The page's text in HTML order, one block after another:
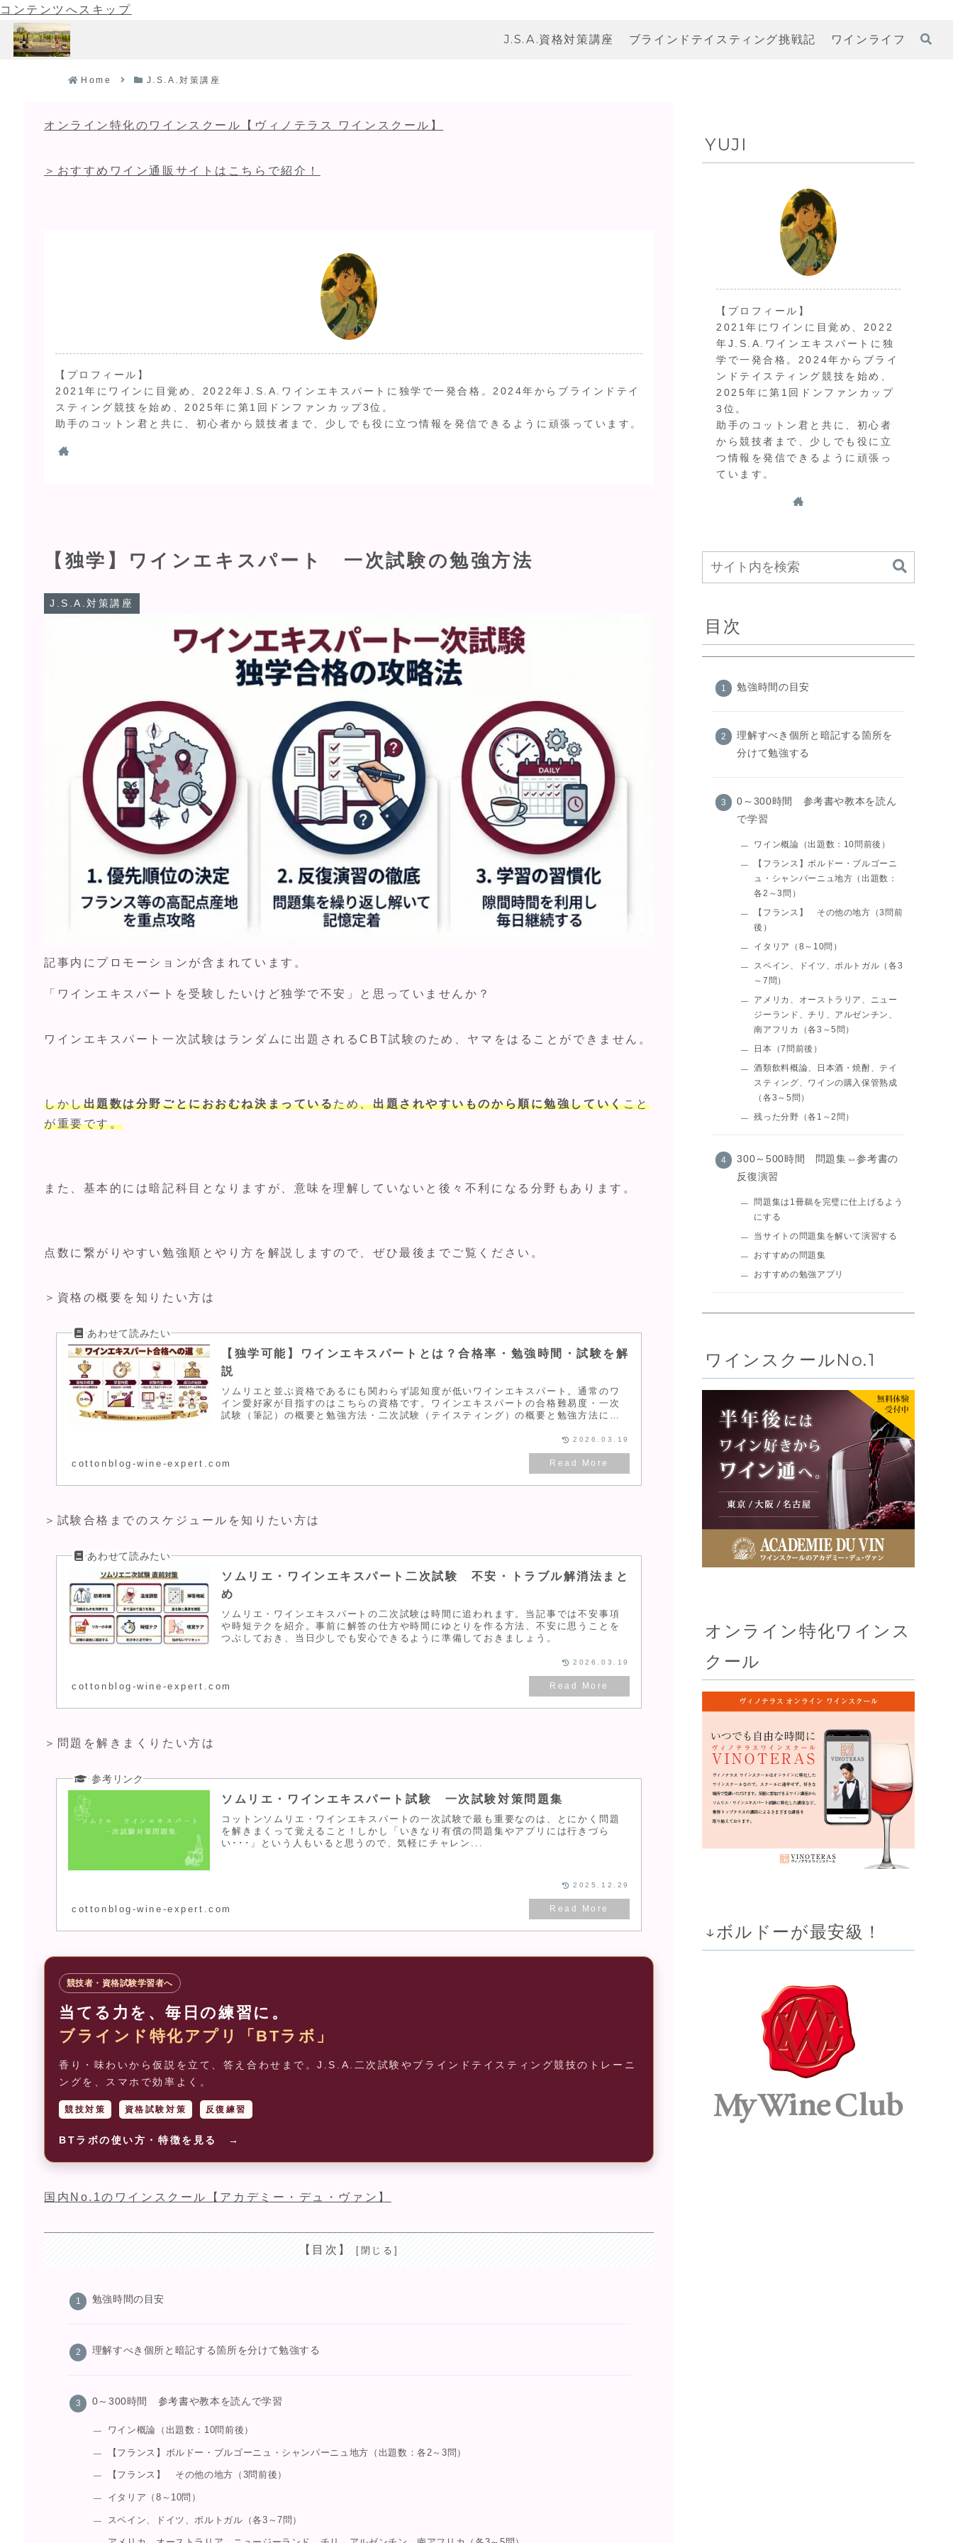
コンテンツへスキップ
J.S.A.資格対策講座 ブラインドテイスティング挑戦記 ワインライフ
Home J.S.A.対策講座
【独学】ワインエキスパート 一次試験の勉強方法
オンライン特化のワインスクール【ヴィノテラス ワインスクール】
J.S.A.対策講座
記事内にプロモーションが含まれています。
＞おすすめワイン通販サイトはこちらで紹介！
YUJI
【プロフィール】
2021年にワインに目覚め、2022年J.S.A.ワインエキスパートに独学で一発合格。2024年からブラインドテイ
スティング競技を始め、2025年に第1回ドンファンカップ3位。
助手のコットン君と共に、初心者から競技者まで、少しでも役に立つ情報を発信できるように頑張っています。
「ワインエキスパートを受験したいけど独学で不安」と思っていませんか？
ワインエキスパート一次試験はランダムに出題されるCBT試験のため、ヤマをはることができません。
しかし出題数は分野ごとにおおむね決まっているため、出題されやすいものから順に勉強していくこと
が重要です。
また、基本的には暗記科目となりますが、意味を理解していないと後々不利になる分野もあります。
点数に繋がりやすい勉強順とやり方を解説しますので、ぜひ最後までご覧ください。
＞資格の概要を知りたい方は
【独学可能】ワインエキスパートとは？合格率・勉強時間・試験を解
説
ソムリエと並ぶ資格であるにも関わらず認知度が低いワインエキスパート。通常のワ
イン愛好家が目指すのはこちらの資格です。ワインエキスパートの合格難易度・一次
試験（筆記）の概要と勉強方法・二次試験（テイスティング）の概要と勉強方法につ
cottonblog-wine-expert.com
2026.03.19
＞試験合格までのスケジュールを知りたい方は
ソムリエ・ワインエキスパート二次試験 不安・トラブル解消法まと
め
ソムリエ・ワインエキスパートの二次試験は時間に追われます。当記事では不安事項
や時短テクを紹介。事前に解答の仕方や時間にゆとりを作る方法、不安に思うことを
つぶしておき、当日少しでも安心できるように準備しておきましょう。
cottonblog-wine-expert.com
2026.03.19
＞問題を解きまくりたい方は
ソムリエ・ワインエキスパート試験 一次試験対策問題集
コットンソムリエ・ワインエキスパートの一次試験で最も重要なのは、とにかく問題
を解きまくって覚えること！しかし「いきなり有償の問題集やアプリには行きづら
い･･･」という人もいると思うので、気軽にチャレン...
cottonblog-wine-expert.com
2025.12.29
競技者・資格試験学習者へ
当てる力を、毎日の練習に。
ブラインド特化アプリ「BTラボ」
香り・味わいから仮説を立て、答え合わせまで。J.S.A.二次試験やブラインドテイスティング競技のトレーニ
ングを、スマホで効率よく。
競技対策 資格試験対策 反復練習
BTラボの使い方・特徴を見る →
国内No.1のワインスクール【アカデミー・デュ・ヴァン】
【目次】
勉強時間の目安
理解すべき個所と暗記する箇所を分けて勉強する
0～300時間 参考書や教本を読んで学習
ワイン概論（出題数：10問前後）
【フランス】ボルドー・ブルゴーニュ・シャンパーニュ地方（出題数：各2～3問）
【フランス】 その他の地方（3問前後）
イタリア（8～10問）
スペイン、ドイツ、ポルトガル（各3～7問）
YUJI
YUJI
【プロフィール】
2021年にワインに目覚め、2022
年J.S.A.ワインエキスパートに独
学で一発合格。2024年からブライ
ンドテイスティング競技を始め、
2025年に第1回ドンファンカップ
3位。
助手のコットン君と共に、初心者
から競技者まで、少しでも役に立
つ情報を発信できるように頑張っ
ています。
目次
勉強時間の目安
理解すべき個所と暗記する箇所を
分けて勉強する
0～300時間 参考書や教本を読ん
で学習
ワイン概論（出題数：10問前後）
【フランス】ボルドー・ブルゴーニ
ュ・シャンパーニュ地方（出題数：
各2～3問）
【フランス】 その他の地方（3問前
後）
イタリア（8～10問）
スペイン、ドイツ、ポルトガル（各3
～7問）
アメリカ、オーストラリア、ニュー
ジーランド、チリ、アルゼンチン、
南アフリカ（各3～5問）
日本（7問前後）
酒類飲料概論、日本酒・焼酎、テイ
スティング、ワインの購入保管熟成
（各3～5問）
残った分野（各1～2問）
300～500時間 問題集⇔参考書の
反復演習
問題集は1冊鵜を完璧に仕上げるよう
にする
当サイトの問題集を解いて演習する
おすすめの問題集
おすすめの勉強アプリ
ワインスクールNo.1
オンライン特化ワインス
クール
↓ボルドーが最安級！